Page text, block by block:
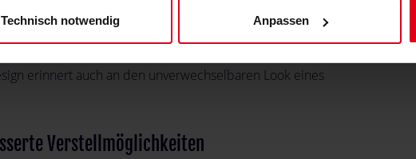
Technisch notwendig Anpassen
den X1000 zu einem attraktiven Objekt für zu Hause oder
das Flammenlogo von Nitro Concepts auf die
und mit einzigartigen geometrischen Nähten versehen.
erinnert auch an den unverwechselbaren Look eines
Verstellmöglichkeiten